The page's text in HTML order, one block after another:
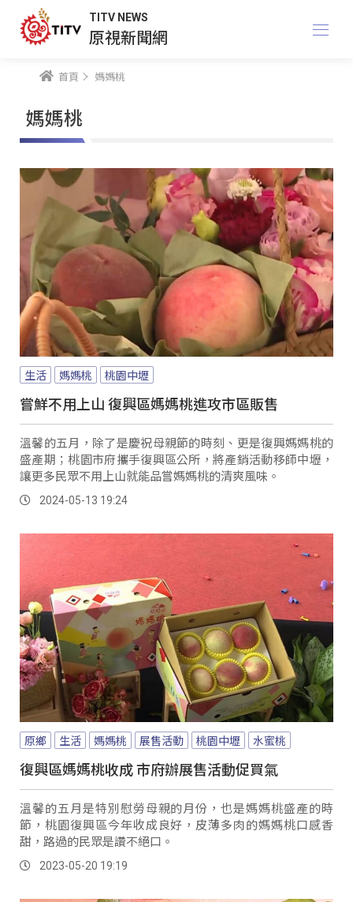
TITV NEWS
原視新聞網
首頁 媽媽桃
媽媽桃
生活 媽媽桃 桃園中壢
嘗鮮不用上山 復興區媽媽桃進攻市區販售
溫馨的五月，除了是慶祝母親節的時刻、更是復興媽媽桃的
盛產期；桃園市府攜手復興區公所，將產銷活動移師中壢，
讓更多民眾不用上山就能品嘗媽媽桃的清爽風味。
2024-05-13 19:24
原鄉 生活 媽媽桃 展售活動 桃園中壢 水蜜桃
復興區媽媽桃收成 市府辦展售活動促買氣
溫馨的五月是特別慰勞母親的月份，也是媽媽桃盛產的時
節，桃園復興區今年收成良好，皮薄多肉的媽媽桃口感香
甜，路過的民眾是讚不絕口。
2023-05-20 19:19